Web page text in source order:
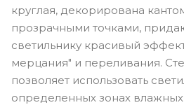
круглая, декорирована
прозрачными точками,
светильнику красивый
мерцания" и переливания.
позволяет использовать
определенных зонах